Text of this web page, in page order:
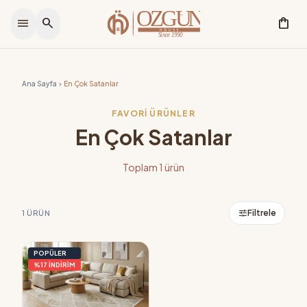
menu search shopping_bag
Ana Sayfa chevron_right En Çok Satanlar
FAVORI ÜRÜNLER
En Çok Satanlar
Toplam 1 ürün
1 ÜRÜN tuneFiltrele
POPÜLER
%17 İNDİRİM